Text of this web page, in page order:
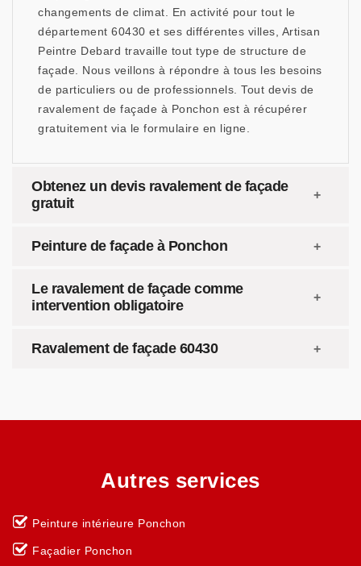
changements de climat. En activité pour tout le
département 60430 et ses différentes villes, Artisan
Peintre Debard travaille tout type de structure de
façade. Nous veillons à répondre à tous les besoins
de particuliers ou de professionnels. Tout devis de
ravalement de façade à Ponchon est à récupérer
gratuitement via le formulaire en ligne.
Obtenez un devis ravalement de façade
gratuit
Peinture de façade à Ponchon
Le ravalement de façade comme
intervention obligatoire
Ravalement de façade 60430
Autres services
Peinture intérieure Ponchon
Façadier Ponchon